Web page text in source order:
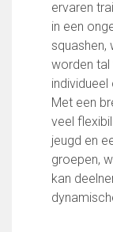
Uitslagen
Programma
Onze
Jeugdopleiding
Profiel
Opleidingsteams
Beleidsplan Jeugd
Keepersopleiding
Partnerclub van
ervaren
in een
squashen,
worden tal
Met een
veel
jeugd en
groepen,
kan